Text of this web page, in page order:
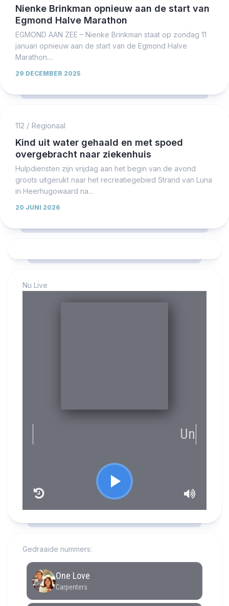
Nienke Brinkman opnieuw aan de start van
Egmond Halve Marathon
EGMOND AAN ZEE – Nienke Brinkman staat op zondag 11
januari opnieuw aan de start van de Egmond Halve
Marathon....
29 DECEMBER 2025
112 / Regionaal
Kind uit water gehaald en met spoed
overgebracht naar ziekenhuis
Hulpdiensten zijn vrijdag aan het begin van de avond
groots uitgerukt naar het recreatiegebied Strand van Luna
in Heerhugowaard na...
20 JUNI 2026
Nu Live
Gedraaide nummers: